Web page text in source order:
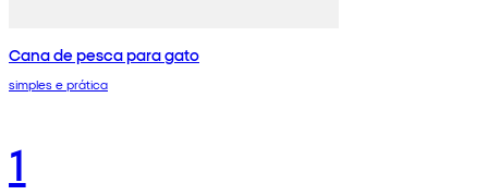
Cana de pesca para gato
simples e prática
1